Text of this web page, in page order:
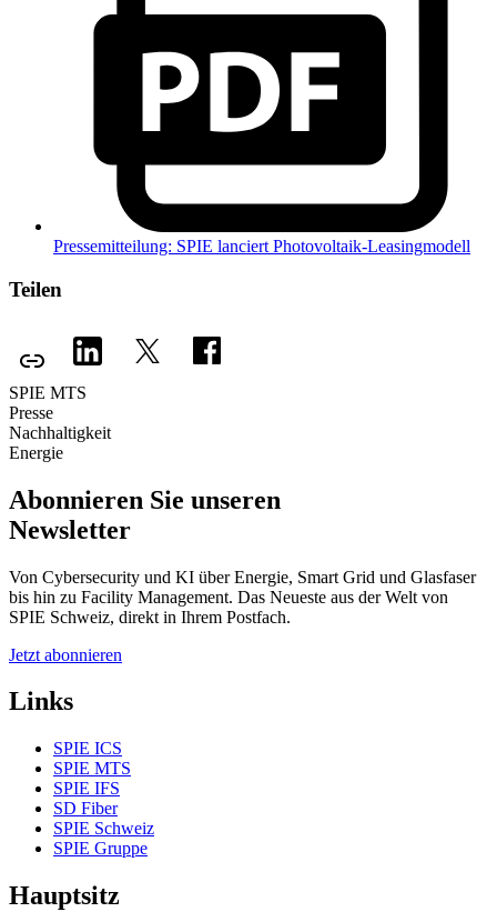
Pressemitteilung: SPIE lanciert Photovoltaik-Leasingmodell
Teilen
SPIE MTS
Presse
Nachhaltigkeit
Energie
Abonnieren Sie unseren
Newsletter
Von Cybersecurity und KI über Energie, Smart Grid und Glasfaser
bis hin zu Facility Management. Das Neueste aus der Welt von
SPIE Schweiz, direkt in Ihrem Postfach.
Jetzt abonnieren
Links
SPIE ICS
SPIE MTS
SPIE IFS
SD Fiber
SPIE Schweiz
SPIE Gruppe
Hauptsitz